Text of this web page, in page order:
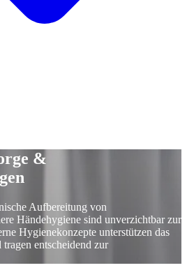
&
Aufbereitung von
Händehygiene sind unverzichtbar zur
Hygienekonzepte unterstützen das
entscheidend zur